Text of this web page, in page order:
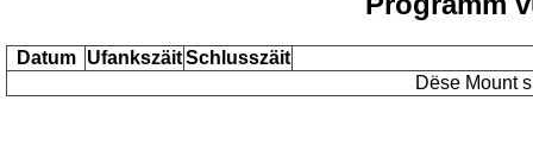
Datum UfankszäitSchlusszäit
Dëse Mount